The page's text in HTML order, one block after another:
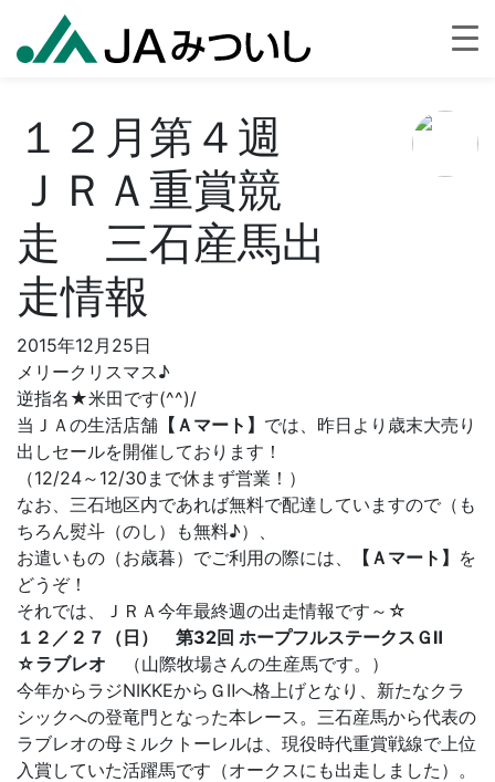
１２月第４週
ＪＲＡ重賞競
走 三石産馬出
走情報
2015年12月25日
メリークリスマス♪
逆指名★米田です(^^)/
当ＪＡの生活店舗 【Ａマート】 では、昨日より歳末大売り
出しセールを開催しております！
（12/24～12/30まで休まず営業！）
なお、三石地区内であれば無料で配達していますので（も
ちろん熨斗（のし）も無料♪）、
お遣いもの（お歳暮）でご利用の際には、
【Ａマート】 を
どうぞ！
それでは、ＪＲＡ今年最終週の出走情報です～☆
１２／２７（日） 第32回 ホープフルステークスＧⅡ
☆ラブレオ
（山際牧場さんの生産馬です。）
今年からラジNIKKEからＧⅡへ格上げとなり、新たなクラ
シックへの登竜門となった本レース。三石産馬から代表の
ラブレオの母ミルクトーレルは、現役時代重賞戦線で上位
入賞していた活躍馬です（オークスにも出走しました）。